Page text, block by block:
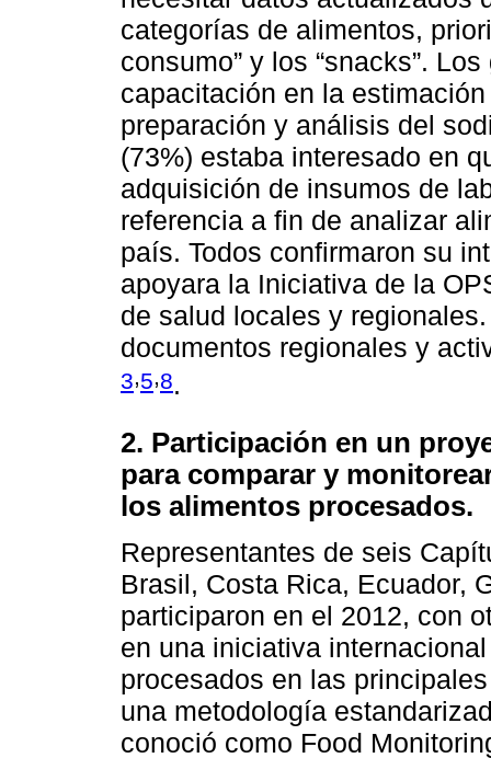
categorías de alimentos,
consumo” y los “snacks”.
capacitación en la
preparación y análisis del
(73%) estaba interesado en
adquisición de insumos de
referencia a fin de analizar
país. Todos confirmaron su
apoyara la Iniciativa de la
de salud locales y
documentos regionales y
3,5,8.
2. Participación en un
para comparar y
los alimentos procesados.
Representantes de seis
Brasil, Costa Rica, Ecuador,
participaron en el 2012, con
en una iniciativa
procesados en las
una metodología
conoció como Food